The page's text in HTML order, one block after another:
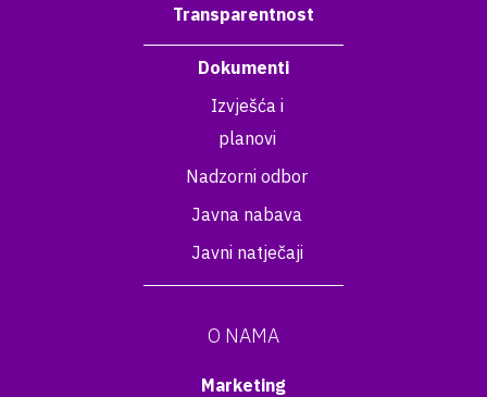
Transparentnost
Dokumenti
Izvješća i
planovi
Nadzorni odbor
Javna nabava
Javni natječaji
O NAMA
Marketing